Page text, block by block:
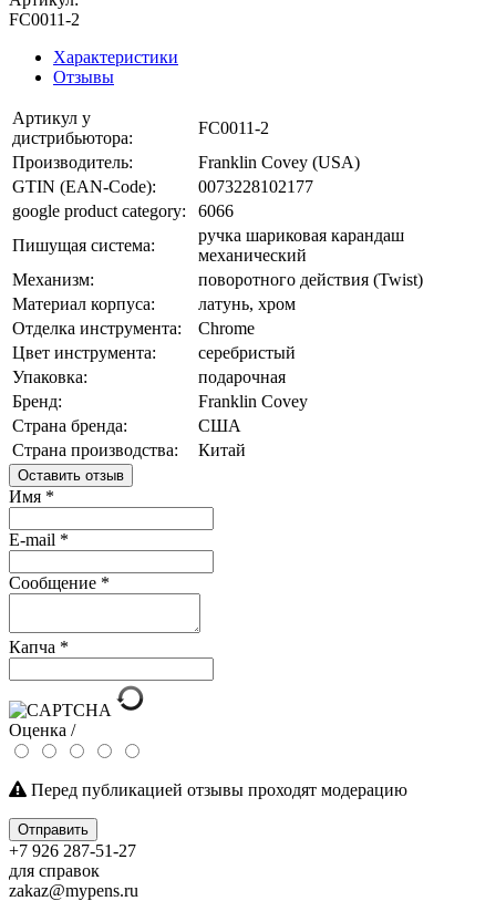
FC0011-2
Характеристики
Отзывы
Артикул у
дистрибьютора:
FC0011-2
Производитель:
Franklin Covey (USA)
GTIN (EAN-Code):
0073228102177
google product category:
6066
Пишущая система:
ручка шариковая карандаш
механический
Механизм:
поворотного действия (Twist)
Материал корпуса:
латунь, хром
Отделка инструмента:
Chrome
Цвет инструмента:
серебристый
Упаковка:
подарочная
Бренд:
Franklin Covey
Страна бренда:
США
Страна производства:
Китай
Оставить отзыв
Имя *
E-mail *
Сообщение *
Капча *
Оценка /
Перед публикацией отзывы проходят модерацию
Отправить
+7 926 287-51-27
для справок
zakaz@mypens.ru